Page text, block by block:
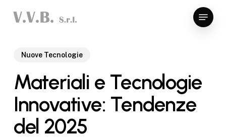
Menu
Nuove Tecnologie
Materiali e Tecnologie
Innovative: Tendenze
del 2025